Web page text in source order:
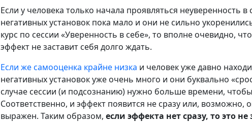
Если у человека только начала проявляться неуверенность в
негативных установок пока мало и они не сильно
курс по сессии «Уверенность в себе», то вполне очевидно,
эффект не заставит себя долго ждать.
Если же самооценка крайне низка и человек уже давно
негативных установок уже очень много и они буквально
случае сессии (и подсознанию) нужно больше времени,
Соответственно, и эффект появится не сразу или, возможно,
выражен. Таким образом, если эффекта нет сразу, то это